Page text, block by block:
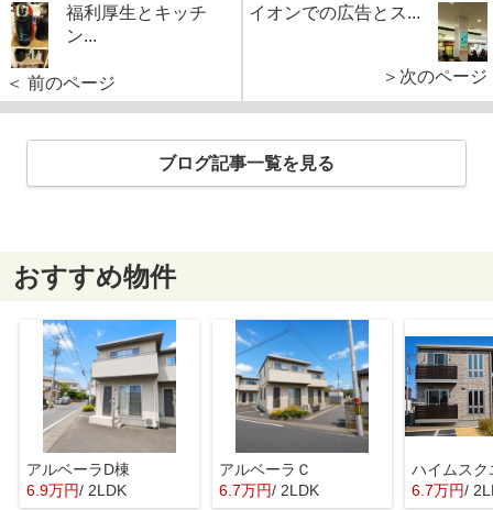
福利厚生とキッチ
ン...
＜ 前のページ
イオンでの広告とス...
＞次のページ
ブログ記事一覧を見る
おすすめ物件
アルベーラD棟
6.9万円/ 2LDK
アルベーラＣ
6.7万円/ 2LDK 6.7万円/